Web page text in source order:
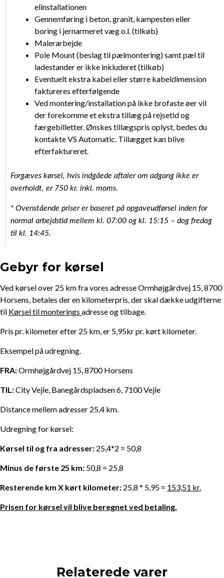
elinstallationen
Gennemføring i beton, granit, kampesten eller
boring i jernarmeret væg o.l. (tilkøb)
Malerarbejde
Pole Mount (beslag til pælmontering) samt pæl til
ladestander er ikke inkluderet (tilkøb)
Eventuelt ekstra kabel eller større kabeldimension
faktureres efterfølgende
Ved montering/installation på ikke brofaste øer vil
der forekomme et ekstra tillæg på rejsetid og
færgebilletter. Ønskes tillægspris oplyst, bedes du
kontakte VS Automatic. Tillægget kan blive
efterfaktureret.
Forgæves kørsel, hvis indgåede aftaler om adgang ikke er
overholdt, er 750 kr. inkl. moms.
* Ovenstående priser er baseret på opgaveudførsel inden for
normal arbejdstid mellem kl. 07:00 og kl. 15:15 – dog fredag
til kl. 14:45.
Gebyr for kørsel
Ved kørsel over 25 km fra vores adresse Ormhøjgårdvej 15, 8700
Horsens, betales der en kilometerpris, der skal dække udgifterne
til Kørsel til monterings adresse og tilbage.
Pris pr. kilometer efter 25 km, er 5,95kr pr. kørt kilometer.
Eksempel på udregning.
FRA:Ormhøjgårdvej 15, 8700 Horsens
TIL:City Vejle, Banegårdspladsen 6, 7100 Vejle
Distance mellem adresser 25,4 km.
Udregning for kørsel:
Kørsel til og fra adresser: 25,4*2 = 50,8
Minus de første 25 km: 50,8 = 25,8
Resterende km X kørt kilometer: 25,8 * 5,95 = 153,51 kr.
Prisen for kørsel vil blive beregnet ved betaling.
Relaterede varer